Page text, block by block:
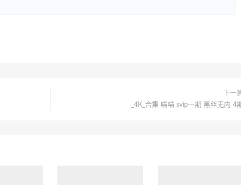
下一
_4K_合集 喵喵 svip一期 黑丝无内 4